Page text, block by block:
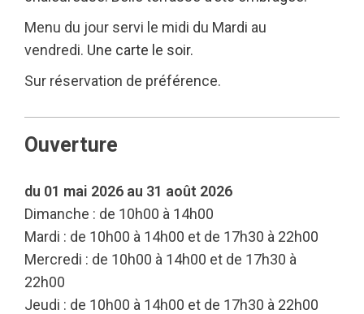
Menu du jour servi le midi du Mardi au
vendredi. Une carte le soir.
Sur réservation de préférence.
Ouverture
du 01 mai 2026 au 31 août 2026
Dimanche : de 10h00 à 14h00
Mardi : de 10h00 à 14h00 et de 17h30 à 22h00
Mercredi : de 10h00 à 14h00 et de 17h30 à
22h00
Jeudi : de 10h00 à 14h00 et de 17h30 à 22h00